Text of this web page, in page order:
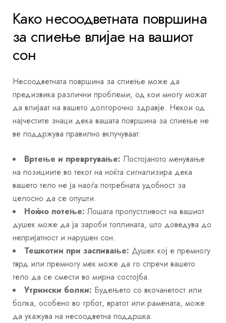
Како несоодветната површина
за спиење влијае на вашиот
сон
Несоодветната површина за спиење може да
предизвика различни проблеми, од кои многу можат
да влијаат на вашето долгорочно здравје. Некои од
најчестите знаци дека вашата површина за спиење не
ве поддржува правилно вклучуваат:
Вртење и превртување: Постојаното менување
на позициите во текот на ноќта сигнализира дека
вашето тело не ја наоѓа потребната удобност за
целосно да се опушти.
Ноќно потење: Лошата пропустливост на вашиот
душек може да ја зароби топлината, што доведува до
непријатност и нарушен сон.
Тешкотии при заспивање: Душек кој е премногу
тврд или премногу мек може да го спречи вашето
тело да се смести во мирна состојба.
Утрински болки: Будењето со вкочанетост или
болка, особено во грбот, вратот или рамената, може
да укажува на несоодветна поддршка.